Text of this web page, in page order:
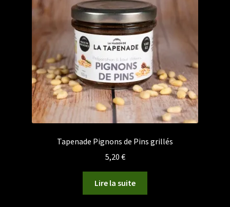
Tapenade Pignons de Pins grillés
5,20 €
Lire la suite